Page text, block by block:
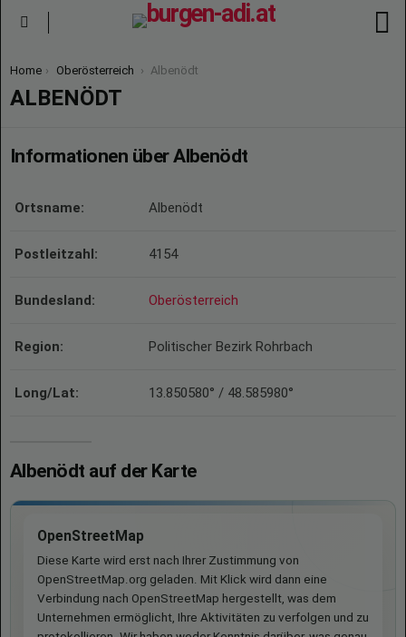
You are here:
Home Oberösterreich Albenödt
ALBENÖDT
Informationen über Albenödt
Ortsname: Albenödt
Postleitzahl: 4154
Bundesland: Oberösterreich
Region: Politischer Bezirk Rohrbach
Long/Lat: 13.850580° / 48.585980°
Albenödt auf der Karte
OpenStreetMap
Diese Karte wird erst nach Ihrer Zustimmung von
OpenStreetMap.org geladen. Mit Klick wird dann eine
Verbindung nach OpenStreetMap hergestellt, was dem
Unternehmen ermöglicht, Ihre Aktivitäten zu verfolgen und zu